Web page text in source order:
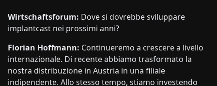
Wirtschaftsforum: Dove si dovrebbe sviluppare
implantcast nei prossimi anni?
Florian Hoffmann: Continueremo a crescere a livello
internazionale. Di recente abbiamo trasformato la
nostra distribuzione in Austria in una filiale
indipendente. Allo stesso tempo, stiamo investendo